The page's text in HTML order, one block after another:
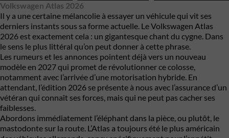
Volkswagen Atlas 2026
Il y a une certaine mélancolie à essayer un véhicule qui vit ses
derniers instants sous sa forme actuelle. Le Volkswagen Atlas
2026 est exactement cela : un gigantesque chant du cygne. Dans
le sens le plus littéral qu’on peut donner à cette phrase.
Les rumeurs et les annonces pointent déjà vers un nouveau
modèle en 2027 qui promet de révolutionner ce colosse,
notamment avec l’arrivée d’une motorisation hybride. En
attendant, l’édition 2026 se présente à nous avec l’assurance d’un
vétéran qui connaît ses forces, mais qui ne peut pas cacher ses
faiblesses.
Abordons immédiatement l’éléphant dans la pièce, ou plutôt, le
mastodonte sur la route. L’Atlas a toujours été le plus américain